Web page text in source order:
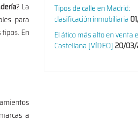
? La
para
En
a
Tipos de calle en Madrid:
clasificación inmobiliaria
El ático más alto en venta
Castellana [VÍDEO] 20/03/